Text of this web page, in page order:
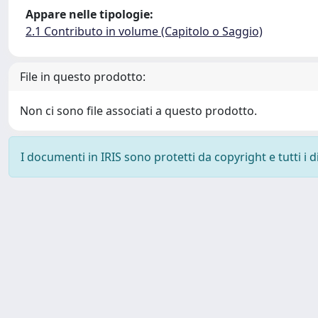
Appare nelle tipologie:
2.1 Contributo in volume (Capitolo o Saggio)
File in questo prodotto:
Non ci sono file associati a questo prodotto.
I documenti in IRIS sono protetti da copyright e tutti i